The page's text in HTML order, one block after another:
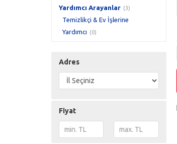
Yardımcı Arayanlar (3)
Temizlikçi & Ev İşlerine
Yardımcı (0)
Adres
Fiyat